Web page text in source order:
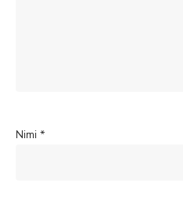
Nimi *